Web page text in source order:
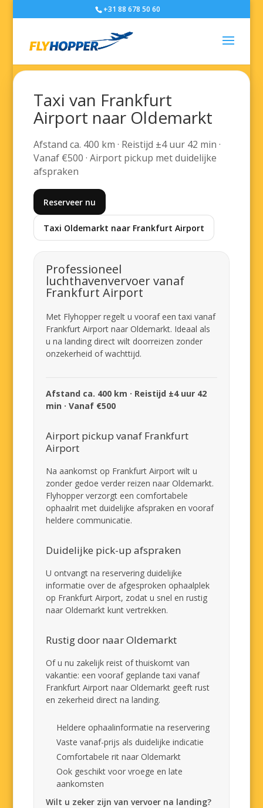
+31 88 678 50 60
Taxi van Frankfurt
Airport naar Oldemarkt
Afstand ca. 400 km · Reistijd ±4 uur 42 min ·
Vanaf €500 · Airport pickup met duidelijke
afspraken
Reserveer nu
Taxi Oldemarkt naar Frankfurt Airport
Professioneel
luchthavenvervoer vanaf
Frankfurt Airport
Met Flyhopper regelt u vooraf een taxi vanaf
Frankfurt Airport naar Oldemarkt. Ideaal als
u na landing direct wilt doorreizen zonder
onzekerheid of wachttijd.
Afstand ca. 400 km · Reistijd ±4 uur 42
min · Vanaf €500
Airport pickup vanaf Frankfurt
Airport
Na aankomst op Frankfurt Airport wilt u
zonder gedoe verder reizen naar Oldemarkt.
Flyhopper verzorgt een comfortabele
ophaalrit met duidelijke afspraken en vooraf
heldere communicatie.
Duidelijke pick-up afspraken
U ontvangt na reservering duidelijke
informatie over de afgesproken ophaalplek
op Frankfurt Airport, zodat u snel en rustig
naar Oldemarkt kunt vertrekken.
Rustig door naar Oldemarkt
Of u nu zakelijk reist of thuiskomt van
vakantie: een vooraf geplande taxi vanaf
Frankfurt Airport naar Oldemarkt geeft rust
en zekerheid direct na landing.
Heldere ophaalinformatie na reservering
Vaste vanaf-prijs als duidelijke indicatie
Comfortabele rit naar Oldemarkt
Ook geschikt voor vroege en late
aankomsten
Wilt u zeker zijn van vervoer na landing?